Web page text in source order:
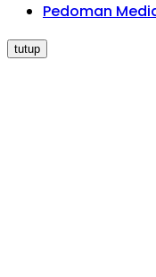
Pedoman
tutup